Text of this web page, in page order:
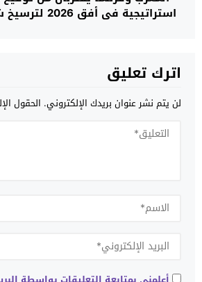
استراتيجية
اترك تعليق
لن يتم نشر عنوان بريدك الإلكتروني. الحقول